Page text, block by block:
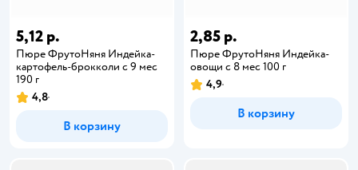
5,12 р.
Пюре ФрутоНяня Индейка-
картофель-брокколи с 9 мес
190 г
4,8
В корзину
2,85 р.
Пюре ФрутоНяня Индейка-
овощи с 8 мес 100 г
4,9
В корзину